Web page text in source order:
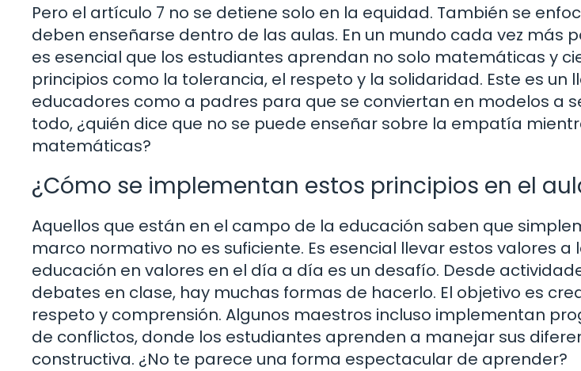
Pero el artículo 7 no se detiene solo en la equidad. También se
deben enseñarse dentro de las aulas. En un mundo cada vez más
es esencial que los estudiantes aprendan no solo matemáticas y
principios como la tolerancia, el respeto y la solidaridad. Este es un
educadores como a padres para que se conviertan en modelos a
todo, ¿quién dice que no se puede enseñar sobre la empatía
matemáticas?
¿Cómo se implementan estos principios en el
Aquellos que están en el campo de la educación saben que
marco normativo no es suficiente. Es esencial llevar estos valores
educación en valores en el día a día es un desafío. Desde
debates en clase, hay muchas formas de hacerlo. El objetivo es
respeto y comprensión. Algunos maestros incluso implementan
de conflictos, donde los estudiantes aprenden a manejar sus
constructiva. ¿No te parece una forma espectacular de aprender?